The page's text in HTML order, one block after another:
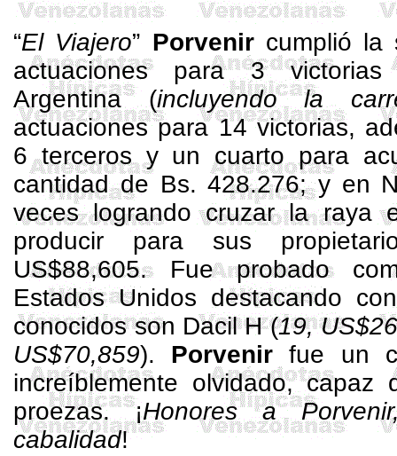
“El Viajero” Porvenircumplió la
actuaciones para 3
Argentina (incluyendo la
actuaciones para 14 victorias,
6 terceros y un cuarto para
cantidad de Bs. 428.276; y en
veces logrando cruzar la raya
producir para sus
US$88,605. Fue probado
Estados Unidos destacando
conocidos son DacilH (19,
US$70,859). Porvenir fue un
increíblemente olvidado, capaz
proezas. ¡Honores a
cabalidad!